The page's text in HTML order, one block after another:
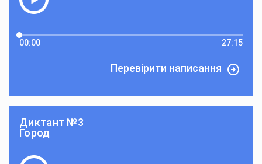
00:00 27:15
Перевірити написання
Диктант №3
Город